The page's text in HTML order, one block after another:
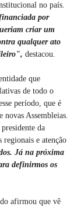
no país.
por
criar um
qualquer ato
destacou.
que
de todo o
período, que é
novas Assembleias.
da
regionais e atenção
Já na próxima
definirmos os
afirmou que vê